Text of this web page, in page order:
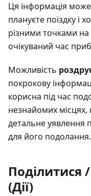
Ця інформація
плануєте поїздку і
різними точками
очікуваний час
Можливість
покрокову
корисна під час
незнайомих
детальне уявлення
для його подолання.
Поділитися
(Дії)